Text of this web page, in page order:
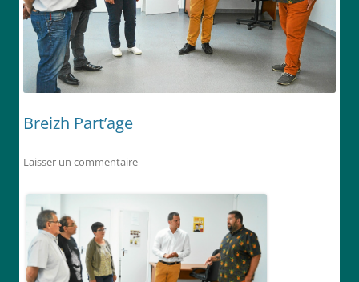
Breizh Part’age
Laisser un commentaire